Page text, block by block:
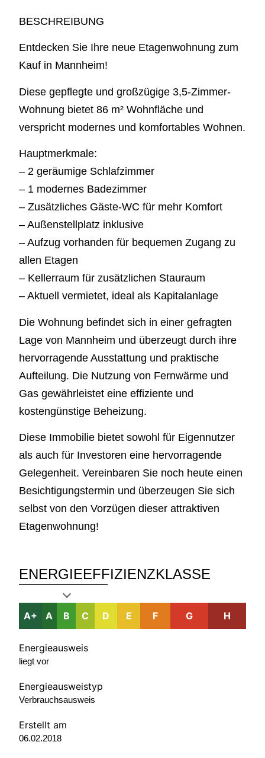
BESCHREIBUNG
Entdecken Sie Ihre neue Etagenwohnung zum
Kauf in Mannheim!
Diese gepflegte und großzügige 3,5-Zimmer-
Wohnung bietet 86 m² Wohnfläche und
verspricht modernes und komfortables Wohnen.
Hauptmerkmale:
– 2 geräumige Schlafzimmer
– 1 modernes Badezimmer
– Zusätzliches Gäste-WC für mehr Komfort
– Außenstellplatz inklusive
– Aufzug vorhanden für bequemen Zugang zu
allen Etagen
– Kellerraum für zusätzlichen Stauraum
– Aktuell vermietet, ideal als Kapitalanlage
Die Wohnung befindet sich in einer gefragten
Lage von Mannheim und überzeugt durch ihre
hervorragende Ausstattung und praktische
Aufteilung. Die Nutzung von Fernwärme und
Gas gewährleistet eine effiziente und
kostengünstige Beheizung.
Diese Immobilie bietet sowohl für Eigennutzer
als auch für Investoren eine hervorragende
Gelegenheit. Vereinbaren Sie noch heute einen
Besichtigungstermin und überzeugen Sie sich
selbst von den Vorzügen dieser attraktiven
Etagenwohnung!
ENERGIEEFFIZIENZKLASSE
A+ A B C D E F G H
Energieausweis
liegt vor
Energie­ausweistyp
Verbrauchsausweis
Erstellt am
06.02.2018